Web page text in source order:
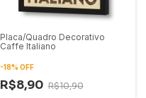
Placa/Quadro Decorativo
Caffe Italiano
-18% OFF
R$8,90 R$10,90